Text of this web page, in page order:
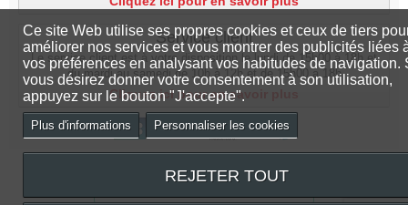
Service client
Le service client est à votre disposition le lundi de 15h00 à 18h et
du mardi au samedi de 10h à 12h et de 15h00 a 18h
Cliquez ici pour en savoir plus
Ce site Web utilise ses propres cookies et ceux de tiers
améliorer nos services et vous montrer des publicités liées
vos préférences en analysant vos habitudes de navigation.
vous désirez donner votre consentement à son utilisation,
appuyez sur le bouton "J'accepte".
Plus d'informations Personnaliser les cookies
REJETER TOUT